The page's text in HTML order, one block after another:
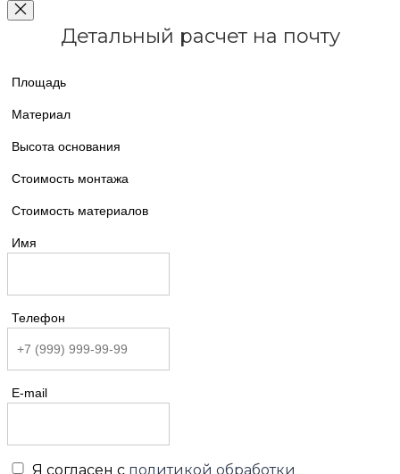
Детальный расчет на почту
Площадь
Материал
Высота основания
Стоимость монтажа
Стоимость материалов
Имя
Телефон
E-mail
Я согласен с политикой обработки